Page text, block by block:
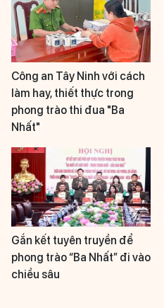
Công an Tây Ninh với cách
làm hay, thiết thực trong
phong trào thi đua "Ba
Nhất"
Gắn kết tuyên truyền để
phong trào “Ba Nhất” đi vào
chiều sâu